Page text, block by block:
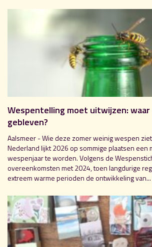
Wespentelling moet uitwijzen: waar
gebleven?
Aalsmeer - Wie deze zomer weinig wespen
Nederland lijkt 2026 op sommige plaatsen een
wespenjaar te worden. Volgens de
overeenkomsten met 2024, toen langdurige
extreem warme perioden de ontwikkeling van...